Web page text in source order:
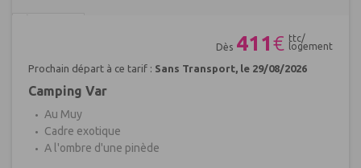
Dès 411€ ttc/
logement
Prochain départ à ce tarif : Sans Transport, le 29/08/2026
Camping Var
Au Muy
Cadre exotique
A l'ombre d'une pinède